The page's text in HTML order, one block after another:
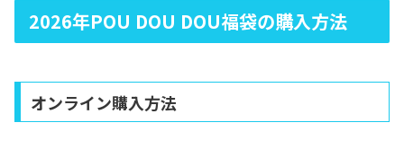
2026年POU DOU DOU福袋の購入方法
オンライン購入方法